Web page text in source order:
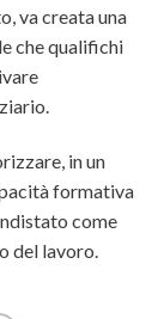
va creata una
che qualifichi
in un
formativa
come
del lavoro.